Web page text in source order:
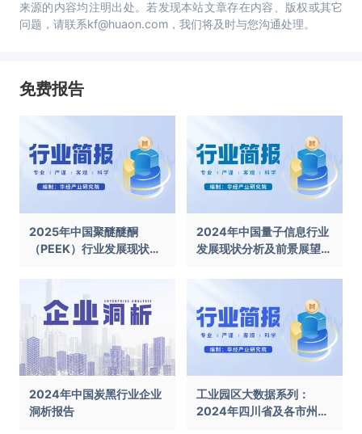
来源的内容均注明出处。若发现本站文章存在内容、版权或其它
问题，请联系kf@huaon.com，我们将及时与您沟通处理。
免费报告
2025年中国聚醚醚酮
（PEEK）行业发展现状及
2024年中国量子信息行业
发展现状分析及前景展望报
2024年中国炭黑行业企业
洞析报告
工业园区大数据系列：
2024年四川省及各市州工